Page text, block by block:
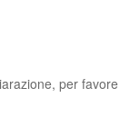
per